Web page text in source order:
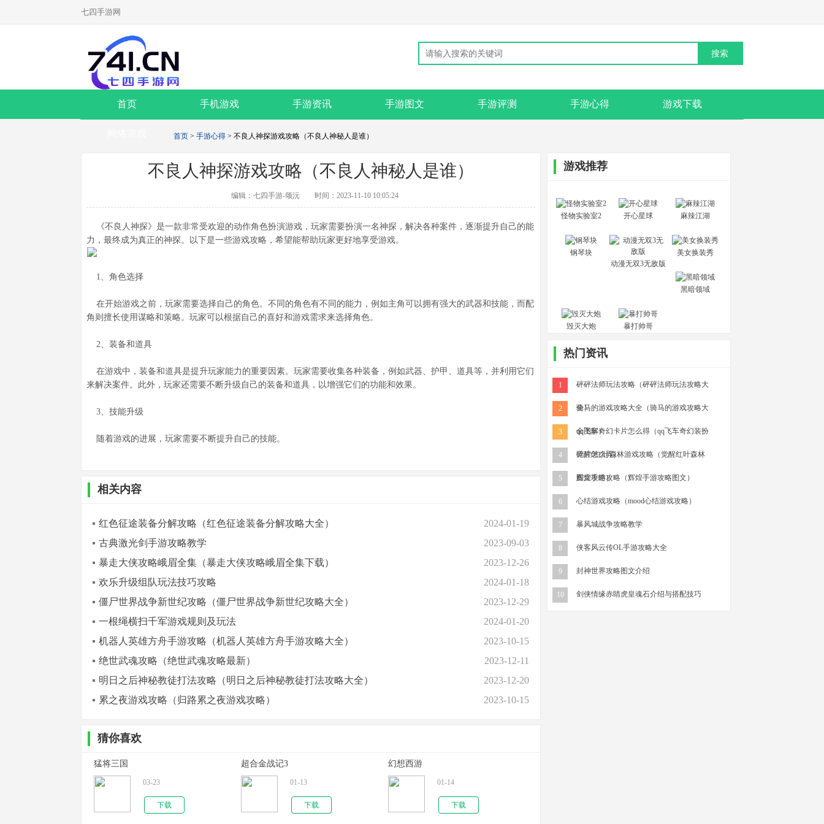
七四手游网
首页 手机游戏 手游资讯 手游图文 手游评测 手游心得 游戏下载
首页 > 手游心得 > 不良人神探游戏攻略（不良人神秘人是谁）
不良人神探游戏攻略（不良人神秘人是谁）
编辑：七四手游-颂沅 时间：2023-11-10 10:05:24
《不良人神探》是一款非常受欢迎的动作角色扮演游戏，玩家需要扮演一名神探，解决各种案件，逐渐提升自己的能
力，最终成为真正的神探。以下是一些游戏攻略，希望能帮助玩家更好地享受游戏。
1、角色选择
在开始游戏之前，玩家需要选择自己的角色。不同的角色有不同的能力，例如主角可以拥有强大的武器和技能，而配
角则擅长使用谋略和策略。玩家可以根据自己的喜好和游戏需求来选择角色。
2、装备和道具
在游戏中，装备和道具是提升玩家能力的重要因素。玩家需要收集各种装备，例如武器、护甲、道具等，并利用它们
来解决案件。此外，玩家还需要不断升级自己的装备和道具，以增强它们的功能和效果。
3、技能升级
随着游戏的进展，玩家需要不断提升自己的技能。
相关内容
红色征途装备分解攻略（红色征途装备分解攻略大全）
2024-01-19
古典激光剑手游攻略教学
2023-09-03
暴走大侠攻略峨眉全集（暴走大侠攻略峨眉全集下载）
2023-12-26
欢乐升级组队玩法技巧攻略
2024-01-18
僵尸世界战争新世纪攻略（僵尸世界战争新世纪攻略大全）
2023-12-29
一根绳横扫千军游戏规则及玩法
2024-01-20
机器人英雄方舟手游攻略（机器人英雄方舟手游攻略大全）
2023-10-15
绝世武魂攻略（绝世武魂攻略最新）
2023-12-11
明日之后神秘教徒打法攻略（明日之后神秘教徒打法攻略大全）
2023-12-20
累之夜游戏攻略（归路累之夜游戏攻略）
2023-10-15
猜你喜欢
猛将三国
03-23
下载
超合金战记3
01-13
下载
幻想西游
01-14
下载
游戏推荐
怪物实验室2 开心星球 麻辣江湖
钢琴块
动漫无双3无敌版
美女换装秀
黑暗领域
毁灭大炮 暴打帅哥
热门资讯
1 砰砰法师玩法攻略（砰砰法师玩法攻略大
全）
2 骑马的游戏攻略大全（骑马的游戏攻略大
全图解）
3 qq飞车奇幻卡片怎么得（qq飞车奇幻装扮
碎片怎么弄）
4 觉醒6红叶森林游戏攻略（觉醒红叶森林
图文攻略）
5 辉煌手游攻略（辉煌手游攻略图文）
6 心结游戏攻略（mood心结游戏攻略）
7 暴风城战争攻略教学
8 侠客风云传OL手游攻略大全
9 封神世界攻略图文介绍
10 剑侠情缘赤睛虎皇魂石介绍与搭配技巧